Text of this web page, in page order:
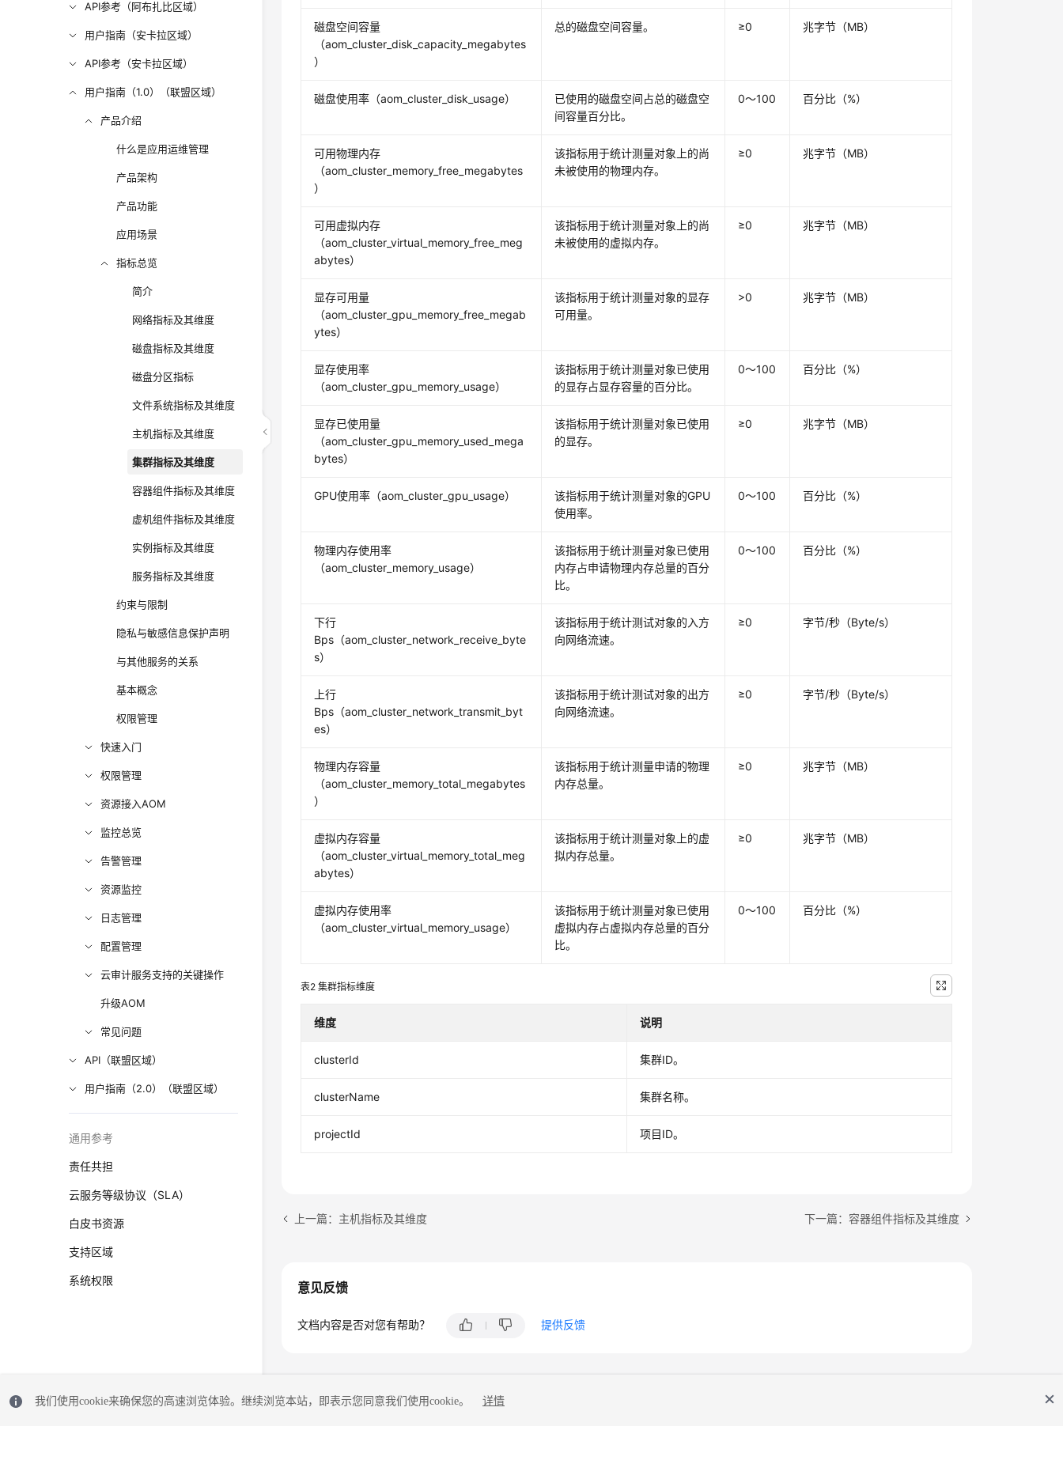
API参考（阿布扎比区域）
用户指南（安卡拉区域）
API参考（安卡拉区域）
用户指南（1.0）（联盟区域）
产品介绍
什么是应用运维管理
产品架构
产品功能
应用场景
指标总览
简介
网络指标及其维度
磁盘指标及其维度
磁盘分区指标
文件系统指标及其维度
主机指标及其维度
集群指标及其维度
容器组件指标及其维度
虚机组件指标及其维度
实例指标及其维度
服务指标及其维度
约束与限制
隐私与敏感信息保护声明
与其他服务的关系
基本概念
权限管理
快速入门
权限管理
资源接入AOM
监控总览
告警管理
资源监控
日志管理
配置管理
云审计服务支持的关键操作
升级AOM
常见问题
API（联盟区域）
用户指南（2.0）（联盟区域）
通用参考
责任共担
云服务等级协议（SLA）
白皮书资源
支持区域
系统权限
磁盘空间容量
（aom_cluster_disk_capacity_megabytes
）
总的磁盘空间容量。 ≥0 兆字节（MB）
磁盘使用率（aom_cluster_disk_usage）
已使用的磁盘空间占总的磁盘空
间容量百分比。
0～100 百分比（%）
可用物理内存
（aom_cluster_memory_free_megabytes
）
该指标用于统计测量对象上的尚
未被使用的物理内存。
≥0 兆字节（MB）
可用虚拟内存
（aom_cluster_virtual_memory_free_meg
abytes）
该指标用于统计测量对象上的尚
未被使用的虚拟内存。
≥0 兆字节（MB）
显存可用量
（aom_cluster_gpu_memory_free_megab
ytes）
该指标用于统计测量对象的显存
可用量。
>0 兆字节（MB）
显存使用率
（aom_cluster_gpu_memory_usage）
该指标用于统计测量对象已使用
的显存占显存容量的百分比。
0～100 百分比（%）
显存已使用量
（aom_cluster_gpu_memory_used_mega
bytes）
该指标用于统计测量对象已使用
的显存。
≥0 兆字节（MB）
GPU使用率（aom_cluster_gpu_usage）
该指标用于统计测量对象的GPU
使用率。
0～100 百分比（%）
物理内存使用率
（aom_cluster_memory_usage）
该指标用于统计测量对象已使用
内存占申请物理内存总量的百分
比。
0～100 百分比（%）
下行
Bps（aom_cluster_network_receive_byte
s）
该指标用于统计测试对象的入方
向网络流速。
≥0 字节/秒（Byte/s）
上行
Bps（aom_cluster_network_transmit_byt
es）
该指标用于统计测试对象的出方
向网络流速。
≥0 字节/秒（Byte/s）
物理内存容量
（aom_cluster_memory_total_megabytes
）
该指标用于统计测量申请的物理
内存总量。
≥0 兆字节（MB）
虚拟内存容量
（aom_cluster_virtual_memory_total_meg
abytes）
该指标用于统计测量对象上的虚
拟内存总量。
≥0 兆字节（MB）
虚拟内存使用率
（aom_cluster_virtual_memory_usage）
该指标用于统计测量对象已使用
虚拟内存占虚拟内存总量的百分
比。
0～100 百分比（%）
表2集群指标维度
维度 说明
clusterId 集群ID。
clusterName 集群名称。
projectId 项目ID。
上一篇：主机指标及其维度 下一篇：容器组件指标及其维度
意见反馈
文档内容是否对您有帮助？ 提供反馈
我们使用cookie来确保您的高速浏览体验。继续浏览本站，即表示您同意我们使用cookie。 详情